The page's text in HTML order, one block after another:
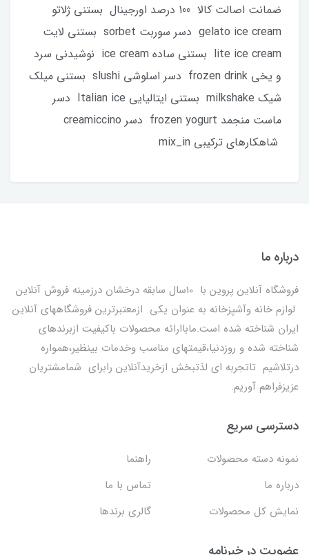
ضمانت اصالت کالا 100 درصد اورجینال بستنی ژلاتو
gelato ice cream دسر سوربت sorbet بستنی لایت
lite ice cream بستنی ساده ice cream نوشیدنی سرد
و یخی frozen drink دسر اسلوشی slushi بستنی میلک
شیک milkshake بستنی ایتالیایی Italian ice دسر
ماست منجمد frozen yogurt دسر creamiccino
شاهکارهای ترکیبی mix_in
درباره ما
فروشگاه آنلاین پروین با 10سال سابقه درخشان درزمینه فروش آنلاین
لوازم خانه وآشپزخانه به عنوان یکی ازمعتبرترین فروشگاههای آنلاین
ایران شناخته شده است.ماباارائه محصولات باکیفیت ازبرندهای
شناخته شده و روزدنیا،قیمتهای مناسب وخدمات بینظیر،همواره
درتلاشیم تاتجربه ای لذتبخش ازخریدآنلاین رابرای شمامشتریان
عزیزفراهم آوریم.
دسترسی سریع
نمونه دسته محصولات
راهنما
درباره ما
تماس با ما
نمایش کل محصولات
گالری برندها
عضویت در خبرنامه